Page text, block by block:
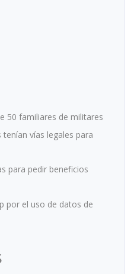
50 familiares de militares
tenían vías legales para
para pedir beneficios
por el uso de datos de